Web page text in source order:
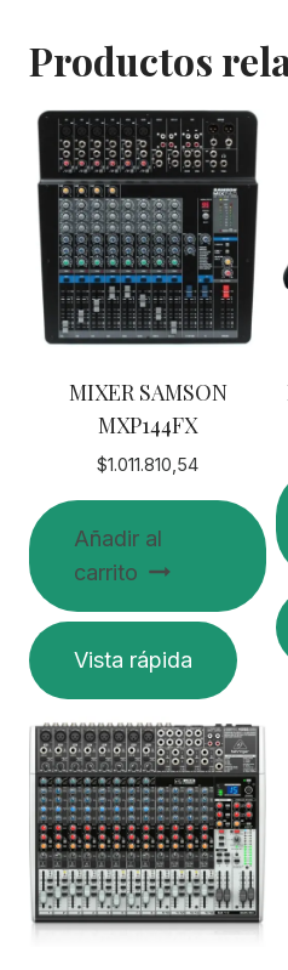
Productos
MIXER SAMSON
MXP144FX
$1.011.810,54
Añadir al
carrito
Vista rápida